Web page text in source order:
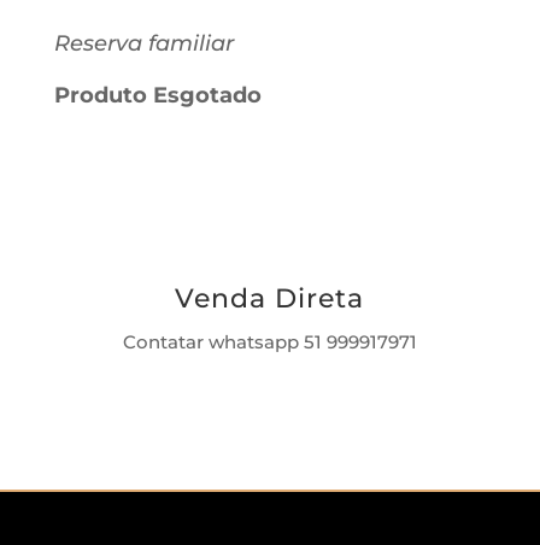
Reserva familiar
Produto Esgotado
Venda Direta
Contatar whatsapp 51 999917971